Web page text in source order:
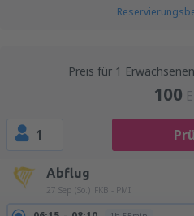
Preis für 1
100
1
Abflug
27 Sep (So.) FKB - PMI